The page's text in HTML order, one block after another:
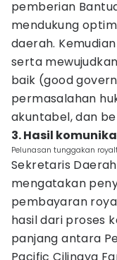
pemberian
mendukung
daerah.
serta
baik (good
permasalahan
akuntabel, dan
3. Hasil
Pelunasan tunggakan
Sekretaris
mengatakan
pembayaran
hasil dari proses
panjang antara